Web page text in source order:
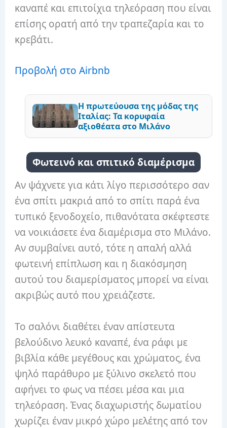
καναπέ και επιτοίχια τηλεόραση που είναι
επίσης ορατή από την τραπεζαρία και το
κρεβάτι.
Προβολή στο Airbnb
Η πρωτεύουσα της μόδας της
Ιταλίας: Τα κορυφαία
αξιοθέατα στο Μιλάνο
Φωτεινό και σπιτικό διαμέρισμα
Αν ψάχνετε για κάτι λίγο περισσότερο σαν
ένα σπίτι μακριά από το σπίτι παρά ένα
τυπικό ξενοδοχείο, πιθανότατα σκέφτεστε
να νοικιάσετε ένα διαμέρισμα στο Μιλάνο.
Αν συμβαίνει αυτό, τότε η απαλή αλλά
φωτεινή επίπλωση και η διακόσμηση
αυτού του διαμερίσματος μπορεί να είναι
ακριβώς αυτό που χρειάζεστε.
Το σαλόνι διαθέτει έναν απίστευτα
βελούδινο λευκό καναπέ, ένα ράφι με
βιβλία κάθε μεγέθους και χρώματος, ένα
ψηλό παράθυρο με ξύλινο σκελετό που
αφήνει το φως να πέσει μέσα και μια
τηλεόραση. Ένας διαχωριστής δωματίου
χωρίζει έναν μικρό χώρο μελέτης από τον